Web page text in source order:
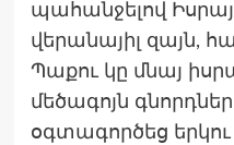
պահանջելով
վերանայիլ զայն,
Պաքու կը մնայ
մեծագոյն
օգտագործեց